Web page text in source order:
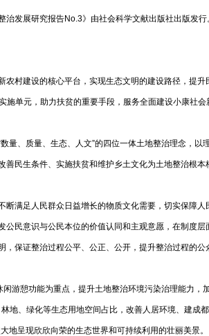
发展研究报告No.3》由社会科学文献出版社出版发
村建设的核心平台，实现生态文明的建设路径，提
实施单元，助力扶贫的重要手段，服务全面建设
量、质量、生态、人文”的四位一体土地整治理念，
善民生条件、实施扶贫和维护乡土文化为土地整
满足人民群众日益增长的物质文化需要，切实保障
民意识与公民本位的价值认同和主观意愿，在制度
明，保证整治过程公平、公正、公开，提升整治过
游憩功能为重点，提升土地整治环境污染治理能力
地、绿化等生态用地空间占比，改善人居环境、建
使大地呈现欣欣向荣的生态世界和可持续利用的壮